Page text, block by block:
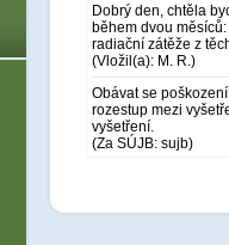
Dobrý den, chtěla
během dvou
radiační zátěže z
(Vložil(a): M. R.)
Obávat se
rozestup mezi
vyšetření.
(Za SÚJB: sujb)